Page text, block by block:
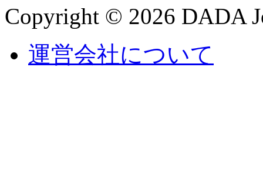
Copyright © 2026 DADA
運営会社について